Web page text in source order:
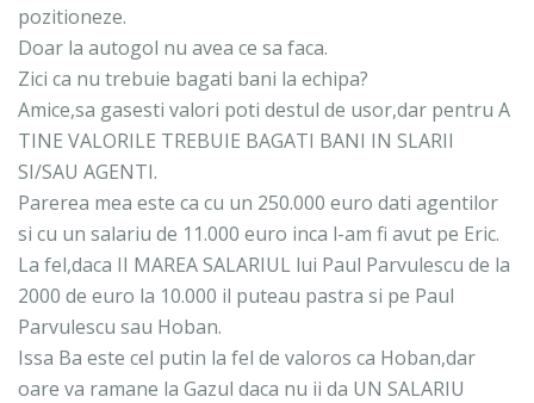
pozitioneze.
Doar la autogol nu avea ce sa faca.
Zici ca nu trebuie bagati bani la echipa?
Amice,sa gasesti valori poti destul de usor,dar pentru A
TINE VALORILE TREBUIE BAGATI BANI IN SLARII
SI/SAU AGENTI.
Parerea mea este ca cu un 250.000 euro dati agentilor
si cu un salariu de 11.000 euro inca l-am fi avut pe Eric.
La fel,daca II MAREA SALARIUL lui Paul Parvulescu de la
2000 de euro la 10.000 il puteau pastra si pe Paul
Parvulescu sau Hoban.
Issa Ba este cel putin la fel de valoros ca Hoban,dar
oare va ramane la Gazul daca nu ii da UN SALARIU